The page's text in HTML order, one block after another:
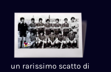
un rarissimo scatto di